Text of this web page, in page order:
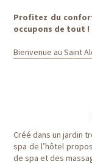
Profitez du
occupons de tout !
Bienvenue au Saint
Créé dans un jardin
spa de l’hôtel
de spa et des